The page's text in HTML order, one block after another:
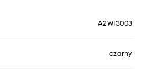
A2W13003
czarny